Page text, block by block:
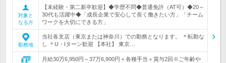
対象と
なる方
【未経験・第二新卒歓迎】◆学歴不問◆普通免許（AT可）◆20～
30代も活躍中◆「成長企業で安心して長く働きたい方」「チーム
ワークを大切にできる方」
勤務地
当社各支店（東京または神奈川）での勤務となります。 ＊転勤な
し ＊U・Iターン歓迎 【本社】 東京…
月給30万6,950円～37万6,900円＋各種手当＋賞与2回※ご年齢や